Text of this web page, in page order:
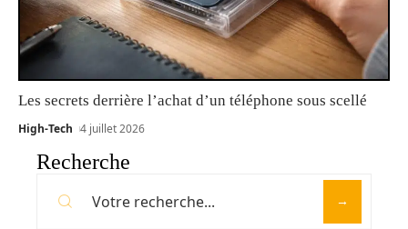
Les secrets derrière l’achat d’un téléphone sous scellé
High-Tech 4 juillet 2026
Recherche